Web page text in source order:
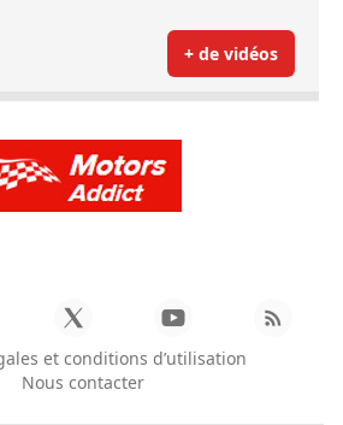
+ de vidéos
et conditions d’utilisation
Nous contacter